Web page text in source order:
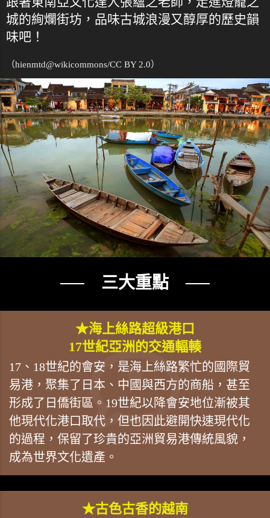
城的絢爛街坊，品味古城浪漫又醇厚的歷史韻
味吧！
（hienmtd@wikicommons/CC BY 2.0）
── 三大重點 ──
★海上絲路超級港口
17世紀亞洲的交通輻輳
17、18世紀的會安，是海上絲路繁忙的國際貿
易港，聚集了日本、中國與西方的商船，甚至
形成了日僑街區。19世紀以降會安地位漸被其
他現代化港口取代，但也因此避開快速現代化
的過程，保留了珍貴的亞洲貿易港傳統風貌，
成為世界文化遺產。
★古色古香的越南